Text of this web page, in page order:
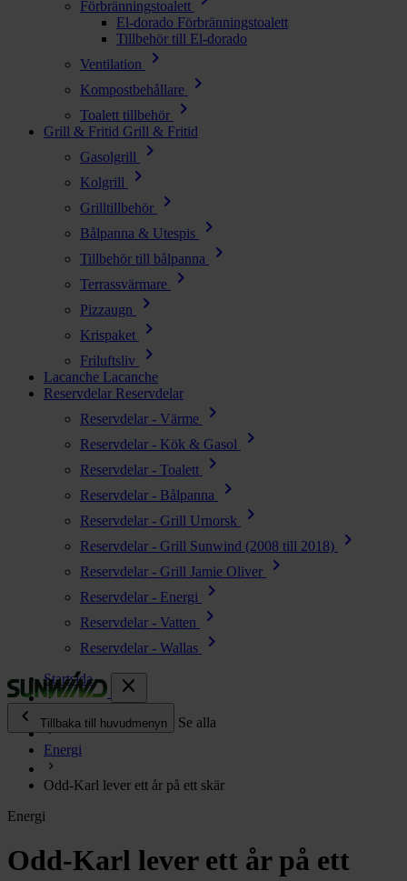
Förbränningstoalett
El-dorado Förbränningstoalett
Tillbehör till El-dorado
Ventilation
chevron_right
Kompostbehållare chevron_right
Toalett tillbehör chevron_right
Grill & Fritid Grill & Fritid
Gasolgrill
chevron_right
Kolgrill chevron_right
Grilltillbehör chevron_right
Bålpanna & Utespis chevron_right
Tillbehör till bålpanna chevron_right
Terrassvärmare chevron_right
Pizzaugn chevron_right
Krispaket chevron_right
Friluftsliv chevron_right
Lacanche Lacanche
Reservdelar Reservdelar
Reservdelar - Värme
chevron_right
Reservdelar - Kök & Gasol chevron_right
Reservdelar - Toalett chevron_right
Reservdelar - Bålpanna chevron_right
Reservdelar - Grill Urnorsk chevron_right
Reservdelar - Grill Sunwind (2008 till 2018) chevron_right
Reservdelar - Grill Jamie Oliver chevron_right
Reservdelar - Energi chevron_right
Reservdelar - Vatten chevron_right
Reservdelar - Wallas
chevron_right
close
chevron_left
Tillbaka till huvudmenyn Se alla
Energi
chevron_right
Vatten chevron_right
Startsida
Energi
Odd-Karl lever ett år på ett skär
Energi
Odd-Karl lever ett år på ett